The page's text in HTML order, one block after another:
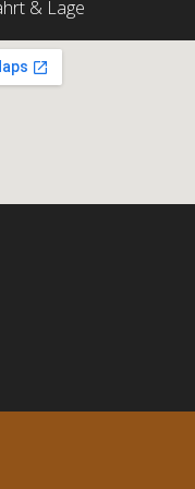
& Lage
Ihrem Einverständnis aus.